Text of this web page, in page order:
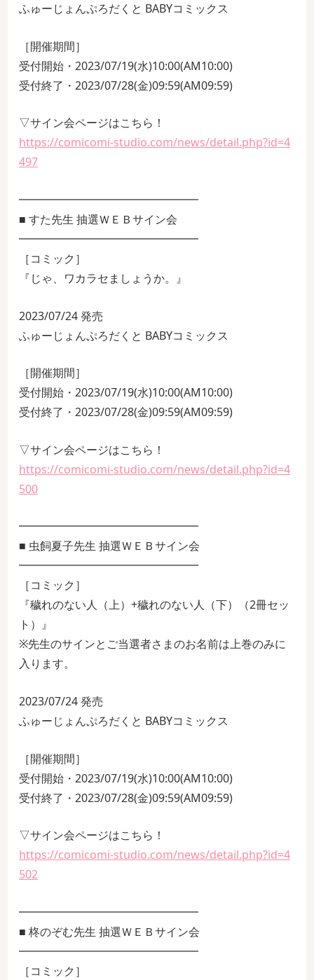
ふゅーじょんぷろだくと BABYコミックス
［開催期間］
受付開始・2023/07/19(水)10:00(AM10:00)
受付終了・2023/07/28(金)09:59(AM09:59)
▽サイン会ページはこちら！
https://comicomi-studio.com/news/detail.php?id=4
497
━━━━━━━━━━━━━━━━
■ すた先生 抽選ＷＥＢサイン会
━━━━━━━━━━━━━━━━
［コミック］
『じゃ、ワカラセましょうか。』
2023/07/24 発売
ふゅーじょんぷろだくと BABYコミックス
［開催期間］
受付開始・2023/07/19(水)10:00(AM10:00)
受付終了・2023/07/28(金)09:59(AM09:59)
▽サイン会ページはこちら！
https://comicomi-studio.com/news/detail.php?id=4
500
━━━━━━━━━━━━━━━━
■ 虫飼夏子先生 抽選ＷＥＢサイン会
━━━━━━━━━━━━━━━━
［コミック］
『穢れのない人（上）+穢れのない人（下）（2冊セッ
ト）』
※先生のサインとご当選者さまのお名前は上巻のみに
入ります。
2023/07/24 発売
ふゅーじょんぷろだくと BABYコミックス
［開催期間］
受付開始・2023/07/19(水)10:00(AM10:00)
受付終了・2023/07/28(金)09:59(AM09:59)
▽サイン会ページはこちら！
https://comicomi-studio.com/news/detail.php?id=4
502
━━━━━━━━━━━━━━━━
■ 柊のぞむ先生 抽選ＷＥＢサイン会
━━━━━━━━━━━━━━━━
［コミック］